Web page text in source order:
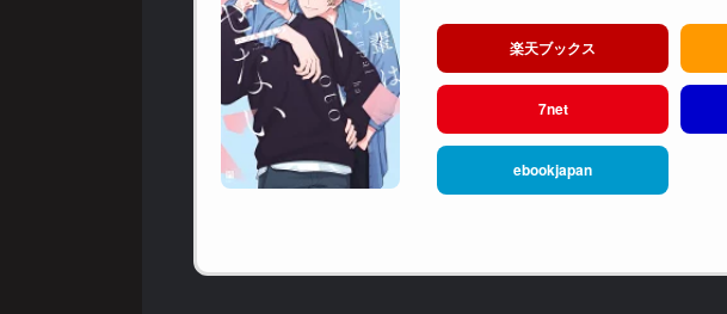
楽天ブックス
7net
ebookjapan